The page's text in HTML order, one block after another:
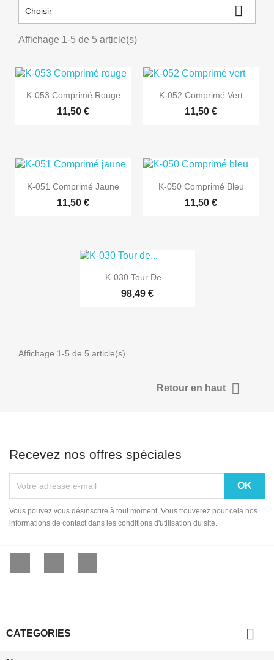
Choisir 
Affichage 1-5 de 5 article(s)
 Aperçu rapide
K-053 Comprimé Rouge
11,50 €
 Aperçu rapide
K-052 Comprimé Vert
11,50 €
 Aperçu rapide
K-051 Comprimé Jaune
11,50 €
 Aperçu rapide
K-050 Comprimé Bleu
11,50 €
 Aperçu rapide
K-030 Tour De...
98,49 €
Affichage 1-5 de 5 article(s)
Retour en haut 
Recevez nos offres spéciales
Vous pouvez vous désinscrire à tout moment. Vous trouverez pour cela nos
informations de contact dans les conditions d'utilisation du site.
CATEGORIES 